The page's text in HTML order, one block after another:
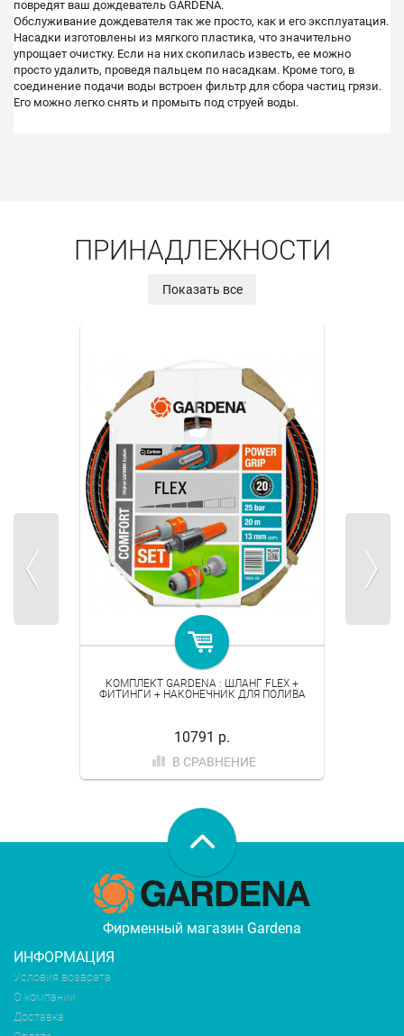
повредят ваш дождеватель GARDENA.
Обслуживание дождевателя так же просто, как и его эксплуатация.
Насадки изготовлены из мягкого пластика, что значительно
упрощает очистку. Если на них скопилась известь, ее можно
просто удалить, проведя пальцем по насадкам. Кроме того, в
соединение подачи воды встроен фильтр для сбора частиц грязи.
Его можно легко снять и промыть под струей воды.
ПРИНАДЛЕЖНОСТИ
Показать все
КОМПЛЕКТ GARDENA : ШЛАНГ FLEX +
ФИТИНГИ + НАКОНЕЧНИК ДЛЯ ПОЛИВА
10791 р.
В СРАВНЕНИЕ
Фирменный магазин Gardena
ИНФОРМАЦИЯ
Условия возврата
О компании
Доставка